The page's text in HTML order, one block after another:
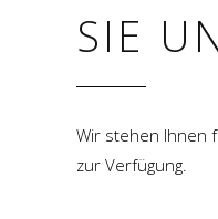
SIE
Wir stehen Ihnen
zur Verfügung.